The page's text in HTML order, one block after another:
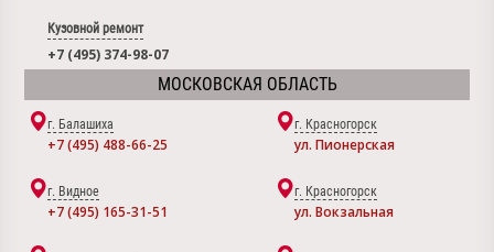
Кузовной ремонт
+7 (495) 374-98-07
МОСКОВСКАЯ ОБЛАСТЬ
г. Балашиха
+7 (495) 488-66-25
г. Красногорск
ул. Пионерская
г. Видное
+7 (495) 165-31-51
г. Красногорск
ул. Вокзальная